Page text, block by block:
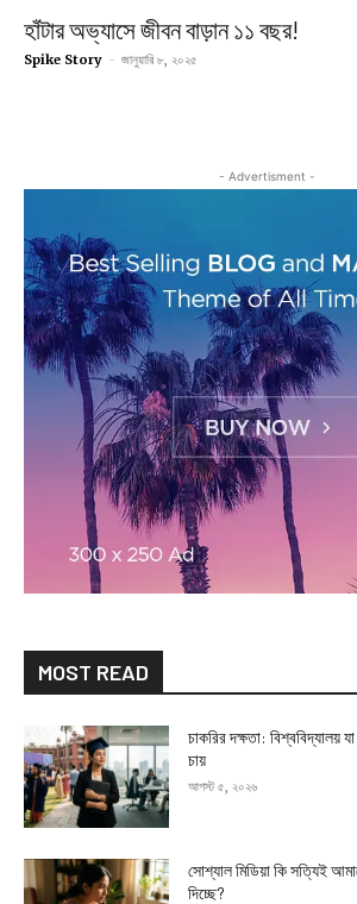
হাঁটার অভ্যাসে জীবন বাড়ান ১১ বছর!
Spike Story - জানুয়ারি ৮, ২০২৫
- Advertisment -
MOST READ
চাকরির দক্ষতা: বিশ্ববিদ্যালয়
চায়
আগস্ট ৫, ২০২৬
সোশ্যাল মিডিয়া কি সত্যিই
দিচ্ছে?